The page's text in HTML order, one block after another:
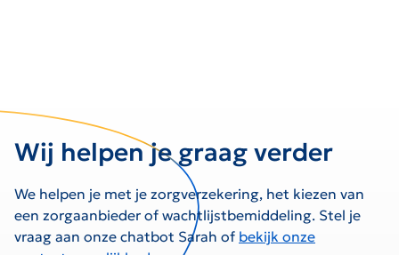
Wij helpen je graag verder
We helpen je met je zorgverzekering, het kiezen van
een zorgaanbieder of wachtlijstbemiddeling. Stel je
vraag aan onze chatbot Sarah of bekijk onze